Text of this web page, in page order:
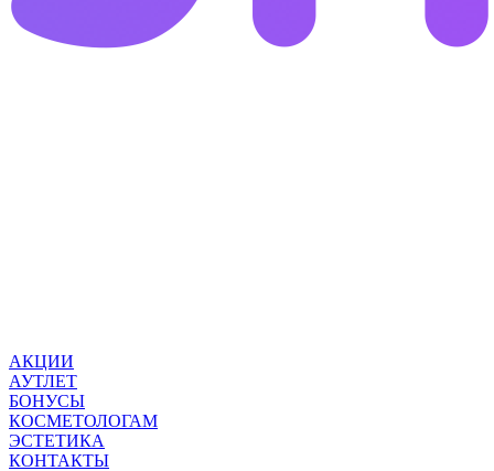
АКЦИИ
АУТЛЕТ
БОНУСЫ
КОСМЕТОЛОГАМ
ЭСТЕТИКА
КОНТАКТЫ